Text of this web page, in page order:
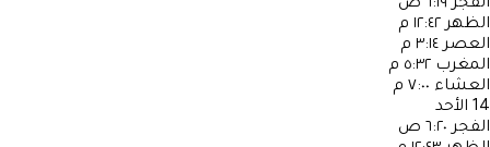
الفجر ٦:١٩ ص
الظهر ١٢:٤٢ م
العصر ٣:١٤ م
المغرب ٥:٣٢ م
العشاء ٧:٠٠ م
14 الأحد
الفجر ٦:٢٠ ص